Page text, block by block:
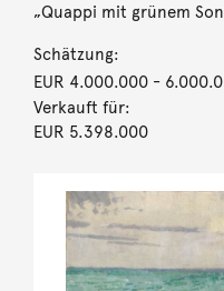
„Quappi mit grünem
Schätzung:
EUR 4.000.000-
Verkauft für:
EUR 5.398.000